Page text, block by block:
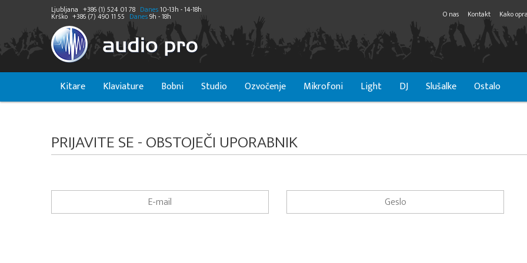
Ljubljana +386 (1) 524 01 78 Danes10-13h - 14-18h
Krško +386 (7) 490 11 55 Danes9h - 18h O nas Kontakt Kako
Kitare Klaviature Bobni Studio Ozvočenje Mikrofoni Light DJ Slušalke Ostalo
PRIJAVITE SE - OBSTOJEČI UPORABNIK